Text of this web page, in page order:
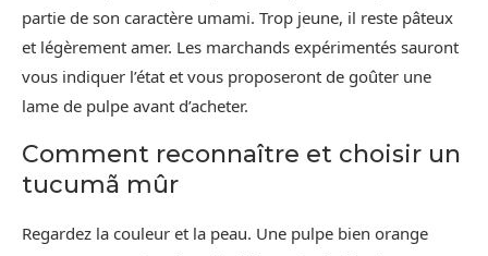
partie de son caractère umami. Trop jeune, il reste pâteux
et légèrement amer. Les marchands expérimentés sauront
vous indiquer l’état et vous proposeront de goûter une
lame de pulpe avant d’acheter.
Comment reconnaître et choisir un
tucumã mûr
Regardez la couleur et la peau. Une pulpe bien orange